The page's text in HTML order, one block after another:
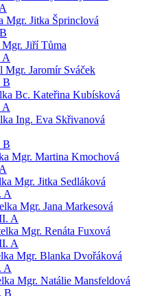
Mgr. Jitka Šprinclová
Jiří Tůma
A
Jaromír Sváček
B
Bc. Kateřina Kubísková
A
Ing. Eva Skřivanová
B
Mgr. Martina Kmochová
Mgr. Jitka Sedláková
A
Mgr. Jana Markesová
A
Mgr. Renáta Fuxová
A
Mgr. Blanka Dvořáková
A
Mgr. Natálie Mansfeldová
B